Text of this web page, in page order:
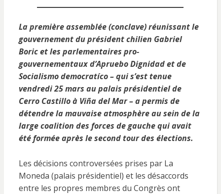
La première assemblée (conclave) réunissant le
gouvernement du président chilien Gabriel
Boric et les parlementaires pro-
gouvernementaux d’Apruebo Dignidad et de
Socialismo democratíco – qui s’est tenue
vendredi 25 mars au palais présidentiel de
Cerro Castillo à Viña del Mar – a permis de
détendre la mauvaise atmosphère au sein de la
large coalition des forces de gauche qui avait
été formée après le second tour des élections.
Les décisions controversées prises par La
Moneda (palais présidentiel) et les désaccords
entre les propres membres du Congrès ont